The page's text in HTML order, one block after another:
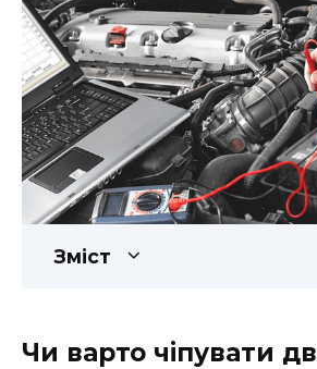
Зміст
Чи варто чіпувати